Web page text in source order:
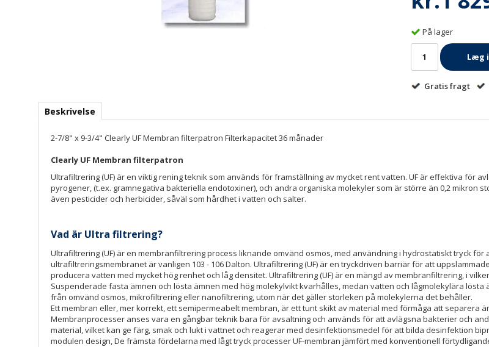
På lager
Læg
Gratis fragt
Beskrivelse
2-7/8" x 9-3/4" Clearly UF Membran filterpatron Filterkapacitet 36 månader
Clearly UF Membran filterpatron
Ultrafiltrering (UF) är en viktig rening teknik som används för framställning av mycket rent vatten. UF är effektiva för
pyrogener, (t.ex. gramnegativa bakteriella endotoxiner), och andra organiska molekyler som är större än 0,2 mikron
även pesticider och herbicider, såväl som hårdhet i vatten och salter.
Vad är Ultra filtrering?
Ultrafiltrering (UF) är en membranfiltrering process liknande omvänd osmos, med användning i hydrostatiskt tryck
ultrafiltreringsmembranet är vanligen 103 - 106 Dalton. Ultrafiltrering (UF) är en tryckdriven barriär för att
producera vatten med mycket hög renhet och låg densitet. Ultrafiltrering (UF) är en mängd av membranfiltrering, i
Suspenderade fasta ämnen och lösta ämnen med hög molekylvikt kvarhålles, medan vatten och lågmolekylära
från omvänd osmos, mikrofiltrering eller nanofiltrering, utom när det gäller storleken på molekylerna det behåller.
Ett membran eller, mer korrekt, ett semipermeabelt membran, är ett tunt skikt av material med förmåga att separera
Membranprocesser anses vara en gångbar teknik bara för avsaltning och används för att avlägsna bakterier och
material, vilket kan ge färg, smak och lukt i vattnet och reagerar med desinfektionsmedel för att bilda desinfektion
modulen design, De främsta fördelarna med lågt tryck processer UF-membran jämfört med konventionell